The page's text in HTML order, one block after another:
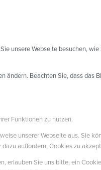
unsere Webseite besuchen,
Beachten Sie, dass
Funktionen zu nutzen.
unserer Webseite aus. Sie
auffordern, Cookies zu
Sie uns bitte, ein